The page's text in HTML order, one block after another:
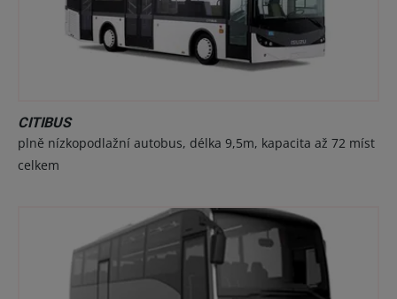
CITIBUS
plně nízkopodlažní autobus, délka 9,5m, kapacita až 72 míst
celkem